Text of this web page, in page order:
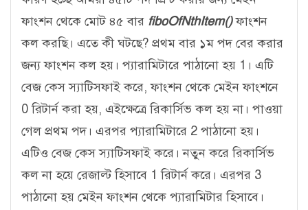
ফাংশন থেকে মোট ৪৫ বার fiboOfNthItem()ফাংশন
কল করছি। এতে কী ঘটছে? প্রথম বার ১ম পদ বের করার
জন্য ফাংশন কল হয়। প্যারামিটারে পাঠানো হয় 1। এটি
বেজ কেস স্যাটিসফাই করে, ফাংশন থেকে মেইন ফাংশনে
0 রিটার্ন করা হয়, এইক্ষেত্রে রিকার্সিভ কল হয় না। পাওয়া
গেল প্রথম পদ। এরপর প্যারামিটারে 2 পাঠানো হয়।
এটিও বেজ কেস স্যাটিসফাই করে। নতুন করে রিকার্সিভ
কল না হয়ে রেজাল্ট হিসাবে 1 রিটার্ন করে। এরপর 3
পাঠানো হয় মেইন ফাংশন থেকে প্যারামিটার হিসাবে।